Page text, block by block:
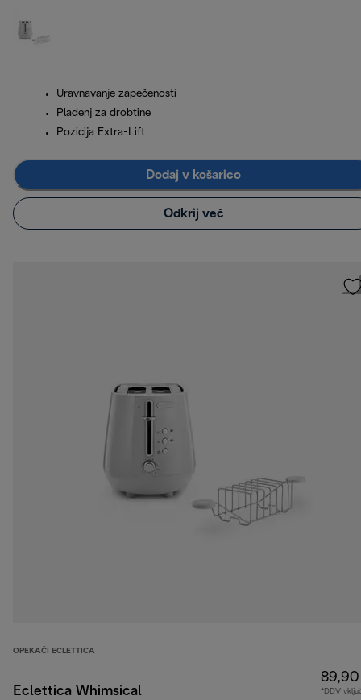
Uravnavanje zapečenosti
Pladenj za drobtine
Pozicija Extra-Lift
Dodaj v košarico
Odkrij več
OPEKAČI ECLETTICA
Eclettica Whimsical
*DDV